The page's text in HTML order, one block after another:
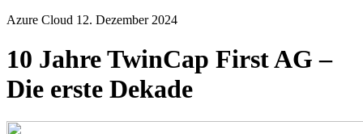
Azure Cloud 12. Dezember 2024
10 Jahre TwinCap First AG –
Die erste Dekade